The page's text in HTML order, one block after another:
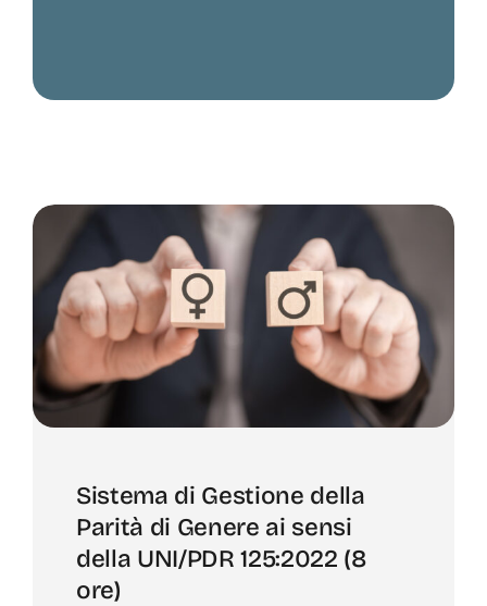
Sistema di Gestione della
Parità di Genere ai sensi
della UNI/PDR 125:2022 (8
ore)